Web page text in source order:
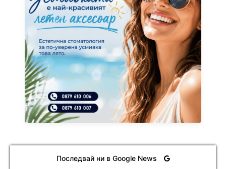
Последвай ни в Google News